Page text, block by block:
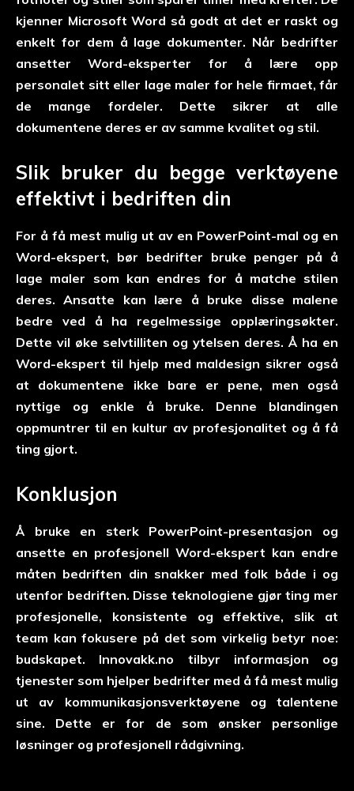
kjenner Microsoft Word så godt at det er raskt og
enkelt for dem å lage dokumenter. Når bedrifter
ansetter Word-eksperter for å lære opp
personalet sitt eller lage maler for hele firmaet, får
de mange fordeler. Dette sikrer at alle
dokumentene deres er av samme kvalitet og stil.
Slik bruker du begge verktøyene
effektivt i bedriften din
For å få mest mulig ut av en PowerPoint-mal og en
Word-ekspert, bør bedrifter bruke penger på å
lage maler som kan endres for å matche stilen
deres. Ansatte kan lære å bruke disse malene
bedre ved å ha regelmessige opplæringsøkter.
Dette vil øke selvtilliten og ytelsen deres. Å ha en
Word-ekspert til hjelp med maldesign sikrer også
at dokumentene ikke bare er pene, men også
nyttige og enkle å bruke. Denne blandingen
oppmuntrer til en kultur av profesjonalitet og å få
ting gjort.
Konklusjon
Å bruke en sterk PowerPoint-presentasjon og
ansette en profesjonell Word-ekspert kan endre
måten bedriften din snakker med folk både i og
utenfor bedriften. Disse teknologiene gjør ting mer
profesjonelle, konsistente og effektive, slik at
team kan fokusere på det som virkelig betyr noe:
budskapet. Innovakk.no tilbyr informasjon og
tjenester som hjelper bedrifter med å få mest mulig
ut av kommunikasjonsverktøyene og talentene
sine. Dette er for de som ønsker personlige
løsninger og profesjonell rådgivning.